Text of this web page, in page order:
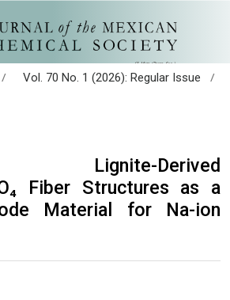
/ Vol. 70 No. 1 (2026): Regular Issue
/
Lignite-Derived
Fiber Structures as a
Material for Na-ion